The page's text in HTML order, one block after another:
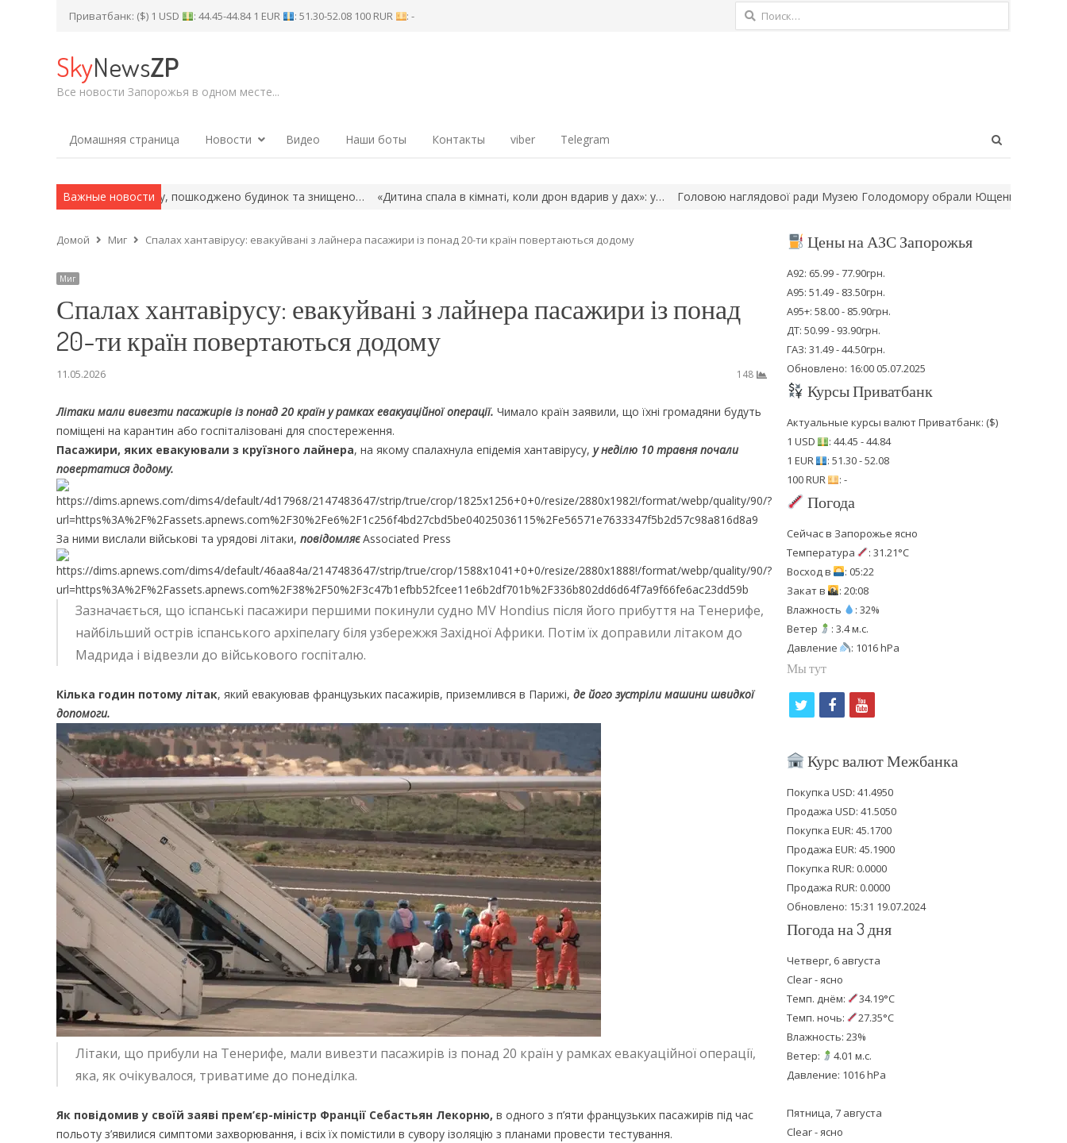
Приватбанк: ($) 1 USD : 44.45-44.84 1 EUR : 51.30-52.08 100 RUR : - Найти:
SkyNewsZP
Все новости Запорожья в одном месте...
Домашняя страница Новости Видео Наши боты Контакты viber Telegram
Важные новости
поранено людину, пошкоджено будинок та знищено… «Дитина спала в кімнаті, коли дрон вдарив у дах»: у… Головою наглядової ради Музею Голодомору обрали Ющенка Нові правила
Домой Миг Спалах хантавірусу: евакуйвані з лайнера пасажири із понад 20-ти країн повертаються додому
Миг
Спалах хантавірусу: евакуйвані з лайнера пасажири із понад
20-ти країн повертаються додому
11.05.2026 148
Літаки мали вивезти пасажирів із понад 20 країн у рамках евакуаційної операції. Чимало країн заявили, що їхні громадяни будуть
поміщені на карантин або госпіталізовані для спостереження.
Пасажири, яких евакуювали з круїзного лайнера, на якому спалахнула епідемія хантавірусу, у неділю 10 травня почали
повертатися додому.
За ними вислали військові та урядові літаки, повідомляєAssociated Press
Зазначається, що іспанські пасажири першими покинули судно MV Hondius після його прибуття на Тенерифе,
найбільший острів іспанського архіпелагу біля узбережжя Західної Африки. Потім їх доправили літаком до
Мадрида і відвезли до військового госпіталю.
Кілька годин потому літак, який евакуював французьких пасажирів, приземлився в Парижі, де його зустріли машини швидкої
допомоги.
Літаки, що прибули на Тенерифе, мали вивезти пасажирів із понад 20 країн у рамках евакуаційної операції,
яка, як очікувалося, триватиме до понеділка.
Як повідомив у своїй заяві прем’єр-міністр Франції Себастьян Лекорню, в одного з п’яти французьких пасажирів під час
польоту з’явилися симптоми захворювання, і всіх їх помістили в сувору ізоляцію з планами провести тестування.
Цены на АЗС Запорожья
А92: 65.99 - 77.90грн.
А95: 51.49 - 83.50грн.
А95+: 58.00 - 85.90грн.
ДТ: 50.99 - 93.90грн.
ГАЗ: 31.49 - 44.50грн.
Обновлено: 16:00 05.07.2025
Курсы Приватбанк
Актуальные курсы валют Приватбанк: ($)
1 USD
: 44.45 - 44.84
1 EUR
: 51.30 - 52.08
100 RUR
: -
Погода
Сейчас в Запорожье ясно
Температура
: 31.21°C
Восход в
: 05:22
Закат в
: 20:08
Влажность
: 32%
Ветер
: 3.4 м.с.
Давление
: 1016 hPa
Мы тут
i
t
e
r
f
c
b
o
o
k
y
u
u
b
e
Курс валют Межбанка
Покупка USD: 41.4950
Продажа USD: 41.5050
Покупка EUR: 45.1700
Продажа EUR: 45.1900
Покупка RUR: 0.0000
Продажа RUR: 0.0000
Обновлено: 15:31 19.07.2024
Погода на 3 дня
Четверг, 6 августа
Clear - ясно
Темп. днём:
34.19°C
Темп. ночь:
27.35°C
Влажность: 23%
Ветер:
4.01 м.с.
Давление: 1016 hPa
Пятница, 7 августа
Clear - ясно